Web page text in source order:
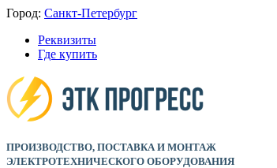
Город: Санкт-Петербург
Реквизиты
Где купить
ПРОИЗВОДСТВО, ПОСТАВКА И МОНТАЖ
ЭЛЕКТРОТЕХНИЧЕСКОГО ОБОРУДОВАНИЯ